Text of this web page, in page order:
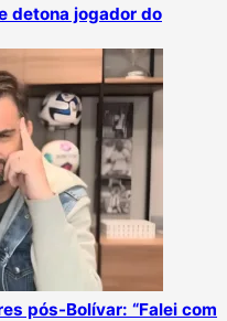
detona jogador do
pós-Bolívar: “Falei com